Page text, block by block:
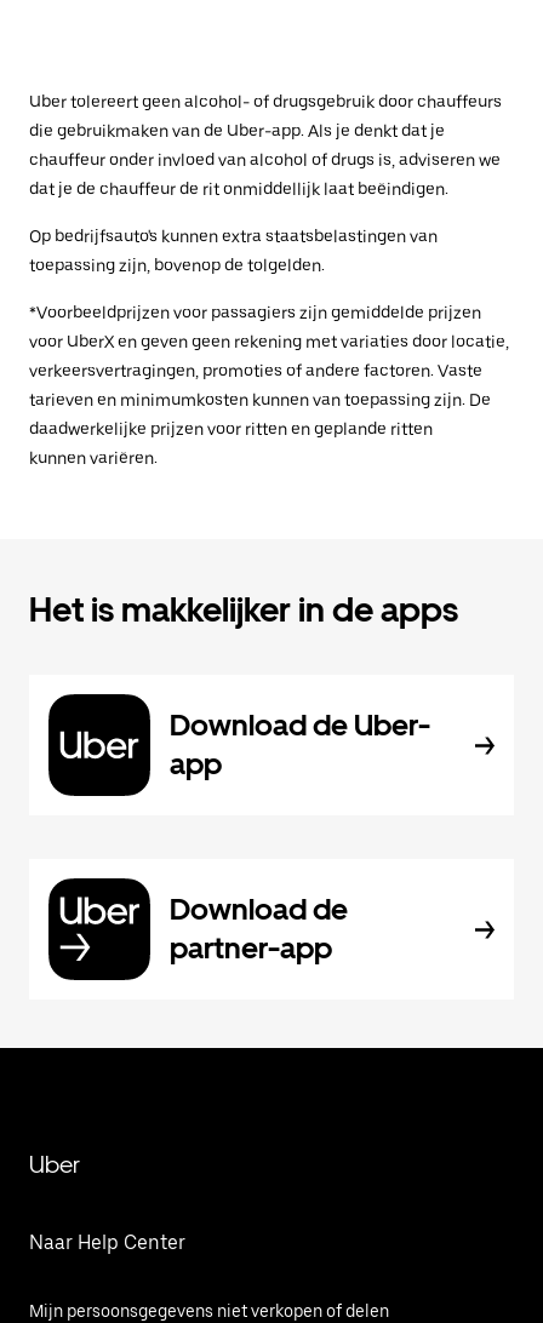
Uber tolereert geen alcohol- of drugsgebruik door chauffeurs
die gebruikmaken van de Uber-app. Als je denkt dat je
chauffeur onder invloed van alcohol of drugs is, adviseren we
dat je de chauffeur de rit onmiddellijk laat beëindigen.
Op bedrijfsauto's kunnen extra staatsbelastingen van
toepassing zijn, bovenop de tolgelden.
*Voorbeeldprijzen voor passagiers zijn gemiddelde prijzen
voor UberX en geven geen rekening met variaties door locatie,
verkeersvertragingen, promoties of andere factoren. Vaste
tarieven en minimumkosten kunnen van toepassing zijn. De
daadwerkelijke prijzen voor ritten en geplande ritten
kunnen variëren.
Het is makkelijker in de apps
Download de Uber-
app
Download de
partner-app
Uber
Naar Help Center
Mijn persoonsgegevens niet verkopen of delen